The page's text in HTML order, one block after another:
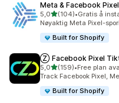
Meta & Facebook
5,0av 5 stjerner
(104)
Totalt 104 omtaler
•Gratis å
Nøyaktig Meta Pixel-
Built for Shopify
Ⓩ Facebook Pixel
5,0av 5 stjerner
(159)
Totalt 159 omtaler
•Free plan
Track Facebook Pixel,
Built for Shopify